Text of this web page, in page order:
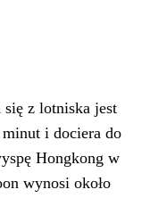
się z lotniska jest
i dociera do
Hongkong w
wynosi około